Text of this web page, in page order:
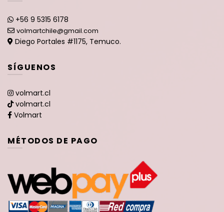
+56 9 5315 6178
volmartchile@gmail.com
Diego Portales #1175, Temuco.
SÍGUENOS
volmart.cl
volmart.cl
Volmart
MÉTODOS DE PAGO